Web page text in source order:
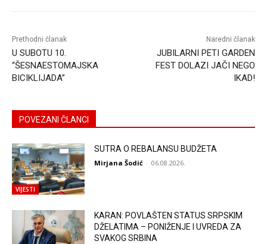
Prethodni članak
U SUBOTU 10.
“ŠESNAESTOMAJSKA
BICIKLIJADA”
Naredni članak
JUBILARNI PETI GARDEN
FEST DOLAZI JAČI NEGO
IKAD!
POVEZANI ČLANCI
VIJESTI
SUTRA O REBALANSU BUDŽETA
Mirjana Šodić - 06.08.2026.
KARAN: POVLAŠTEN STATUS SRPSKIM
DŽELATIMA – PONIŽENJE I UVREDA ZA
SVAKOG SRBINA